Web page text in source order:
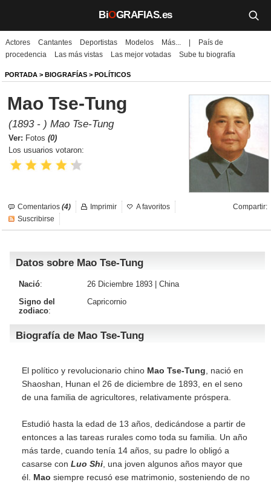
BiOGRAFIAS.es
Biografías
Películas
TV
Música
Un día como hoy
Galerías
Iniciar sesión
Actores Cantantes Deportistas Modelos Más...
País de
procedencia
Las más vistas Las mejor votadas Sube tu biografía
PORTADA > BIOGRAFÍAS > POLÍTICOS
Mao Tse-Tung
(1893 - ) Mao Tse-Tung
Ver: Fotos (0)
Los usuarios votaron:
Comentarios (4) Compartir:
Imprimir
A favoritos
Suscribirse
Datos sobre Mao Tse-Tung
Nació: 26 Diciembre 1893 | China
Signo del
zodiaco:
Capricornio
Biografía de Mao Tse-Tung
El político y revolucionario chino Mao Tse-Tung , nació en
Shaoshan, Hunan el 26 de diciembre de 1893, en el seno
de una familia de agricultores, relativamente próspera.
Estudió hasta la edad de 13 años, dedicándose a partir de
entonces a las tareas rurales como toda su familia. Un año
más tarde, cuando tenía 14 años, su padre lo obligó a
casarse con Luo Shi , una joven algunos años mayor que
él. Mao siempre recusó ese matrimonio, sosteniendo de no